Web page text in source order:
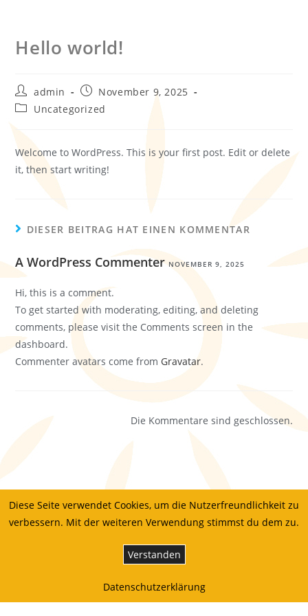
Hello world!
admin
November 9, 2025
Uncategorized
Welcome to WordPress. This is your first post. Edit or delete
it, then start writing!
DIESER BEITRAG HAT EINEN KOMMENTAR
A WordPress Commenter NOVEMBER 9, 2025
Hi, this is a comment.
To get started with moderating, editing, and deleting
comments, please visit the Comments screen in the
dashboard.
Commenter avatars come from Gravatar.
Die Kommentare sind geschlossen.
Diese Seite verwendet Cookies, um die Nutzerfreundlichkeit zu
verbessern. Mit der weiteren Verwendung stimmst du dem zu.
Verstanden
Datenschutzerklärung